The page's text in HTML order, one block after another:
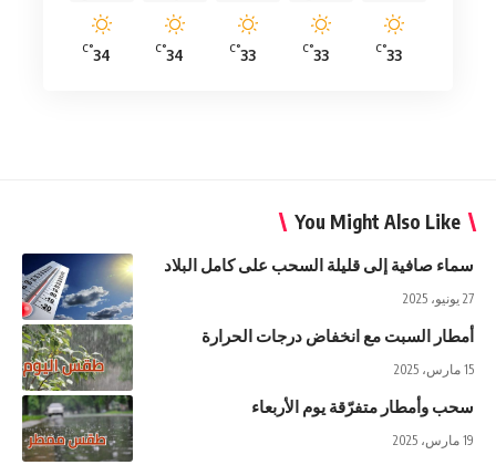
33
°C
33
°C
33
°C
34
°C
34
°C
You Might Also Like
سماء صافية إلى قليلة السحب على كامل البلاد
27 يونيو، 2025
أمطار السبت مع انخفاض درجات الحرارة
15 مارس، 2025
سحب وأمطار متفرّقة يوم الأربعاء
19 مارس، 2025